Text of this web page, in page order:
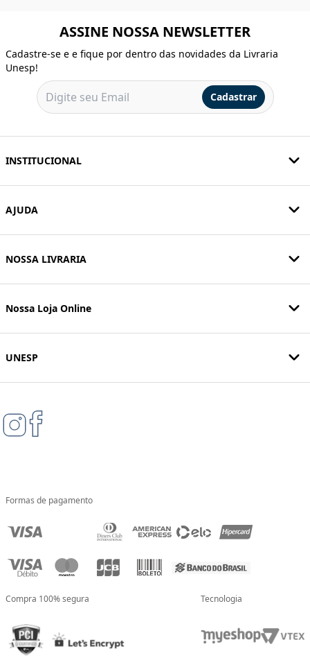
ASSINE NOSSA NEWSLETTER
Cadastre-se e e fique por dentro das novidades da Livraria
Unesp!
Cadastrar
INSTITUCIONAL
AJUDA
NOSSA LIVRARIA
Nossa Loja Online
UNESP
Formas de pagamento
Compra 100% segura Tecnologia